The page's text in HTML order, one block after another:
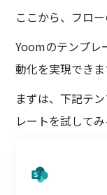
ここから、フロ
Yoomのテンプレ
動化を実現できま
まずは、下記テ
レートを試して